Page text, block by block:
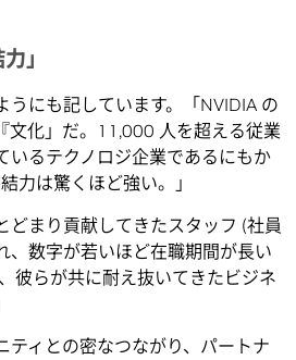
」
うにも記しています。「NVIDIA の
文化」だ。11,000 人を超える従業
いるテクノロジ企業であるにもか
力は驚くほど強い。」
どまり貢献してきたスタッフ (社員
、数字が若いほど在職期間が長い
彼らが共に耐え抜いてきたビジネ
ティとの密なつながり、パートナ